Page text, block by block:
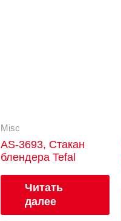
Misc
AS-3693, Стакан
блендера Tefal
Читать
далее